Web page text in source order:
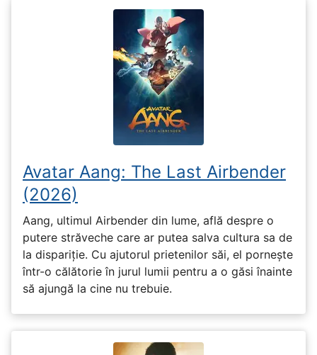
Avatar Aang: The Last Airbender
(2026)
Aang, ultimul Airbender din lume, află despre o
putere străveche care ar putea salva cultura sa de
la dispariție. Cu ajutorul prietenilor săi, el pornește
într-o călătorie în jurul lumii pentru a o găsi înainte
să ajungă la cine nu trebuie.